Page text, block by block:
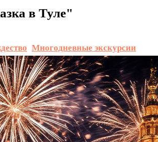
в Туле"
Многодневные экскурсии